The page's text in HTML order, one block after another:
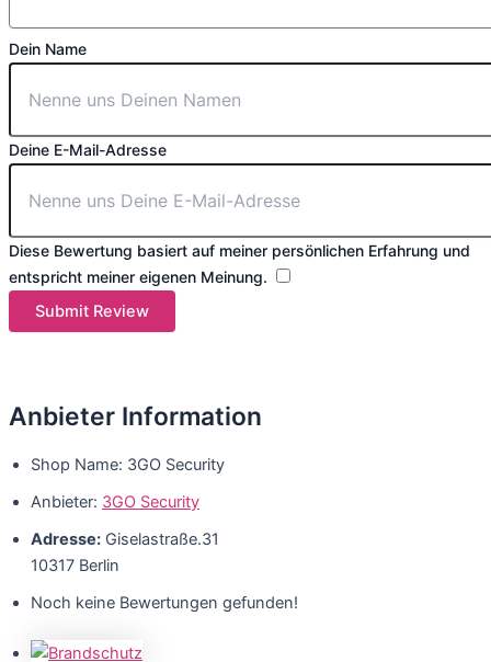
Dein Name
Deine E-Mail-Adresse
Diese Bewertung basiert auf meiner persönlichen Erfahrung und
entspricht meiner eigenen Meinung.
Submit Review
Anbieter Information
Shop Name: 3GO Security
Anbieter: 3GO Security
Adresse: Giselastraße.31
10317 Berlin
Noch keine Bewertungen gefunden!